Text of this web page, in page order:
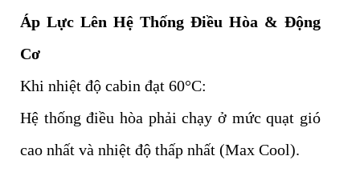
Áp Lực Lên Hệ Thống Điều Hòa & Động
Cơ
Khi nhiệt độ cabin đạt 60°C:
Hệ thống điều hòa phải chạy ở mức quạt gió
cao nhất và nhiệt độ thấp nhất (Max Cool).